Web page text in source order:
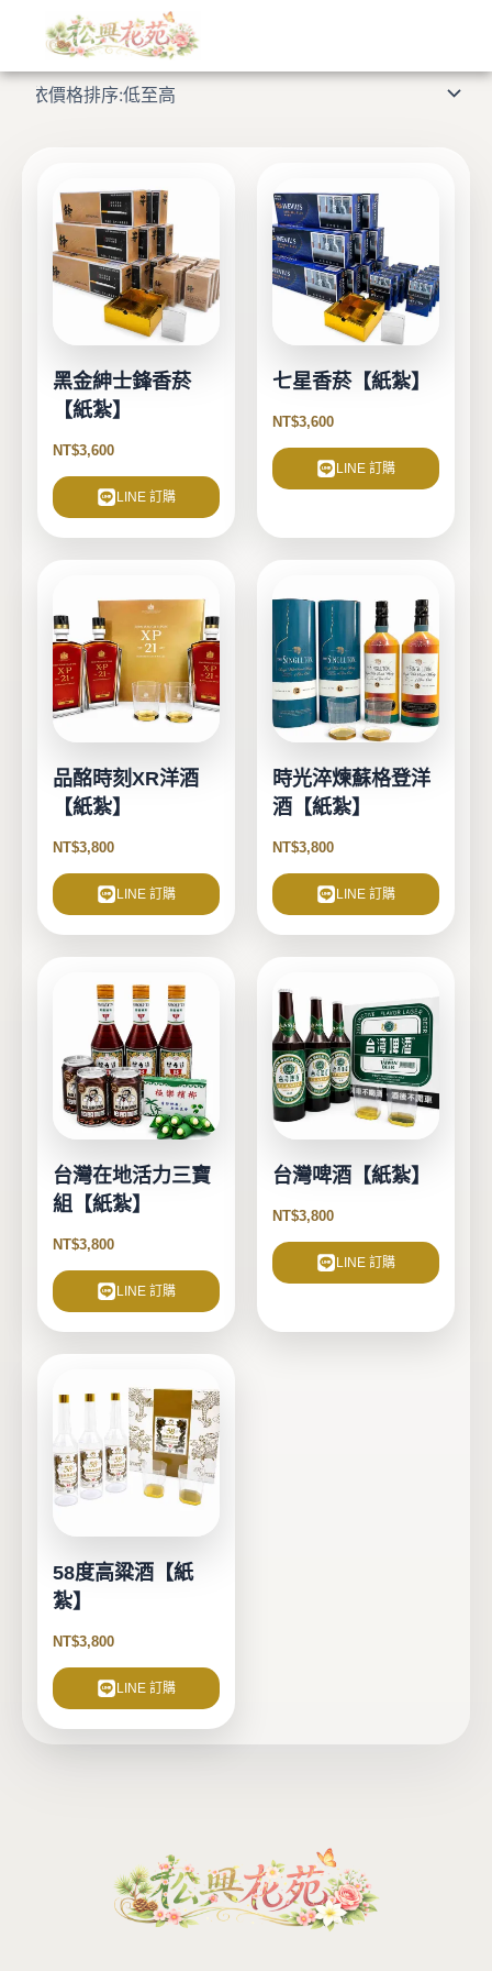
顯示所有 7 筆結果
價
格
排
序：
低
至
黑金紳士鋒香菸
【紙紮】
NT$3,600
LINE 訂購
七星香菸【紙紮】
NT$3,600
LINE 訂購
品酩時刻XR洋酒
【紙紮】
NT$3,800
LINE 訂購
時光淬煉蘇格登洋
酒【紙紮】
NT$3,800
LINE 訂購
台灣在地活力三寶
組【紙紮】
NT$3,800
LINE 訂購
台灣啤酒【紙紮】
NT$3,800
LINE 訂購
58度高粱酒【紙
紮】
NT$3,800
LINE 訂購